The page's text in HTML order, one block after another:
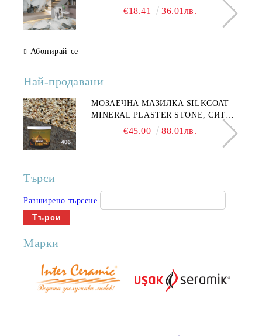
€18.41 36.01лв.
Абонирай се
Най-продавани
МОЗАЕЧНА МАЗИЛКА SILKCOAT
MINERAL PLASTER STONE, СИТЕН
КАМЪК 406 25КГ
€45.00 88.01лв.
Търси
Разширено търсене
Марки